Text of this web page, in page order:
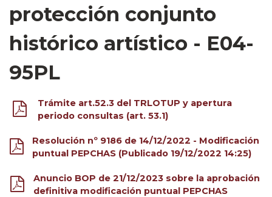
protección conjunto
histórico artístico - E04-
95PL
Trámite art.52.3 del TRLOTUP y apertura
periodo consultas (art. 53.1)
Resolución nº 9186 de 14/12/2022 - Modificación
puntual PEPCHAS (Publicado 19/12/2022 14:25)
Anuncio BOP de 21/12/2023 sobre la aprobación
definitiva modificación puntual PEPCHAS